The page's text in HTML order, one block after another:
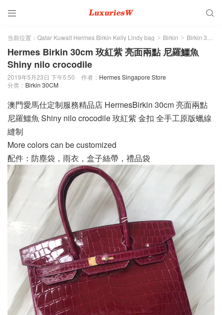
 
当前位置： Qatar Kuwait Hermes Birkin Kelly Lindy bag > Birkin > Birkin 30CM
Hermes Birkin 30cm 玫紅紫 亮面兩點 尼羅鱷魚
Shiny nilo crocodile
2019年5月23日 下午5:50 作者： Hermes Singapore Store
分类： Birkin 30CM
澳門愛馬仕定制服務精品店 HermesBirkin 30cm 亮面兩點
尼羅鱷魚 Shiny nilo crocodile 玫紅紫 金扣 全手工原版蠟線
縫制
More colors can be customized
配件：防塵袋，雨衣，盒子絲帶，禮品袋